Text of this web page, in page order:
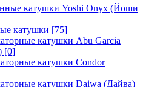
катушки Yoshi Onyx (Йоши
катушки [75]
катушки Abu Garcia
[0]
катушки Condor
катушки Daiwa (Дайва)